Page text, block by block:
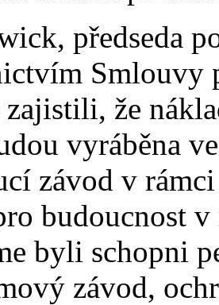
předseda
Smlouvy
zajistili, že
vyráběna
závod v
budoucnost
byli schopni
závod,